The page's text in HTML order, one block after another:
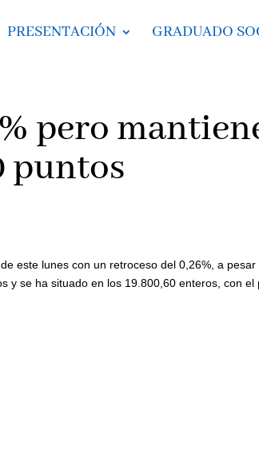
PRESENTACIÓN GRADUADO
pero
puntos
este lunes con un retroceso del 0,26%, a pesar
y se ha situado en los 19.800,60 enteros, con el